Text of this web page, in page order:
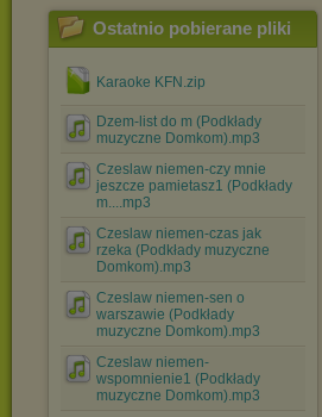
Ostatnio pobierane pliki
Karaoke KFN.zip
Dzem-list do m (Podkłady
muzyczne Domkom).mp3
Czeslaw niemen-czy mnie
jeszcze pamietasz1 (Podkłady
m....mp3
Czeslaw niemen-czas jak
rzeka (Podkłady muzyczne
Domkom).mp3
Czeslaw niemen-sen o
warszawie (Podkłady
muzyczne Domkom).mp3
Czeslaw niemen-
wspomnienie1 (Podkłady
muzyczne Domkom).mp3